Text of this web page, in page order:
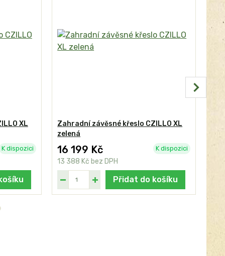
XL
K dispozici
Zahradní závěsné křeslo CZILLO XL
zelená
16 199 Kč
13 388 Kč bez DPH
K dispozici
Přidat do košíku